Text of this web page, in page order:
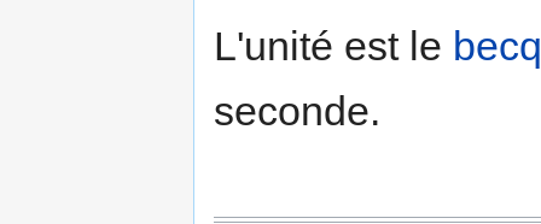
L'unité est le
seconde.